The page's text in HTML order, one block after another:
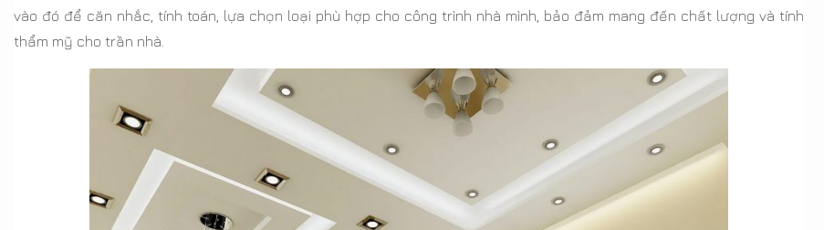
vào đó để căn nhắc, tính toán, lựa chọn loại phù hợp cho công trình nhà mình, bảo đảm mang đến chất lượng và tính
thẩm mỹ cho trần nhà.